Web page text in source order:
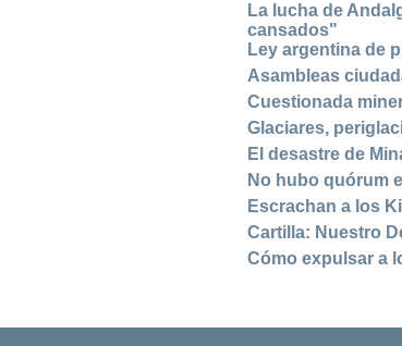
La lucha de
cansados"
Ley argentina de
Asambleas
Cuestionada
Glaciares,
El desastre de
No hubo quórum
Escrachan a los
Cartilla: Nuestro
Cómo expulsar a